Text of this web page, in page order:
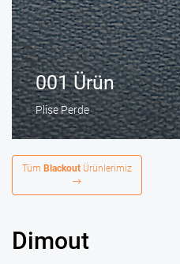
001 Ürün
Plise Perde
Tüm Blackout Ürünlerimiz
Dimout